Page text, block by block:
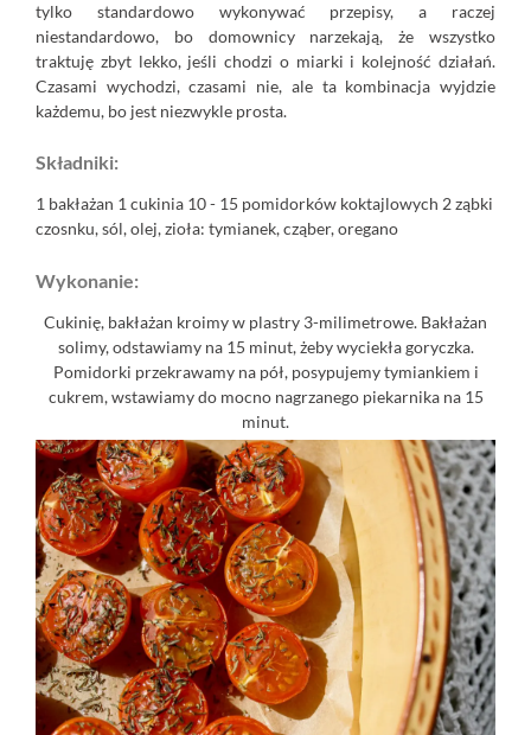
tylko standardowo wykonywać przepisy, a raczej
niestandardowo, bo domownicy narzekają, że wszystko
traktuję zbyt lekko, jeśli chodzi o miarki i kolejność działań.
Czasami wychodzi, czasami nie, ale ta kombinacja wyjdzie
każdemu, bo jest niezwykle prosta.
Składniki:
1 bakłażan 1 cukinia 10 - 15 pomidorków koktajlowych 2 ząbki
czosnku, sól, olej, zioła: tymianek, cząber, oregano
Wykonanie:
Cukinię, bakłażan kroimy w plastry 3-milimetrowe. Bakłażan
solimy, odstawiamy na 15 minut, żeby wyciekła goryczka.
Pomidorki przekrawamy na pół, posypujemy tymiankiem i
cukrem, wstawiamy do mocno nagrzanego piekarnika na 15
minut.